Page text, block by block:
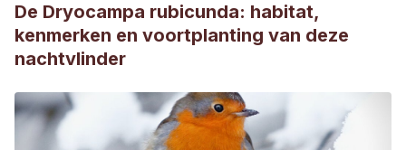
De Dryocampa rubicunda: habitat,
kenmerken en voortplanting van deze
nachtvlinder